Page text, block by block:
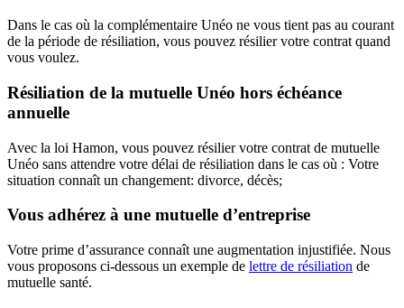
Dans le cas où la complémentaire Unéo ne vous tient pas au courant
de la période de résiliation, vous pouvez résilier votre contrat quand
vous voulez.
Résiliation de la mutuelle Unéo hors échéance
annuelle
Avec la loi Hamon, vous pouvez résilier votre contrat de mutuelle
Unéo sans attendre votre délai de résiliation dans le cas où : Votre
situation connaît un changement: divorce, décès;
Vous adhérez à une mutuelle d’entreprise
Votre prime d’assurance connaît une augmentation injustifiée. Nous
vous proposons ci-dessous un exemple de lettre de résiliation de
mutuelle santé.